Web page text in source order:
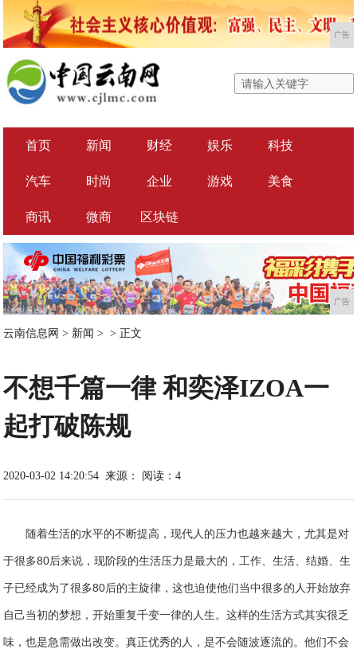
广告
首页 新闻 财经 娱乐 科技
汽车 时尚 企业 游戏 美食
商讯 微商 区块链
广告
云南信息网 > 新闻 > > 正文
不想千篇一律 和奕泽IZOA一
起打破陈规
2020-03-02 14:20:54 来源： 阅读：4
随着生活的水平的不断提高，现代人的压力也越来越大，尤其是对
于很多80后来说，现阶段的生活压力是最大的，工作、生活、结婚、生
子已经成为了很多80后的主旋律，这也迫使他们当中很多的人开始放弃
自己当初的梦想，开始重复千变一律的人生。这样的生活方式其实很乏
味，也是急需做出改变。真正优秀的人，是不会随波逐流的。他们不会